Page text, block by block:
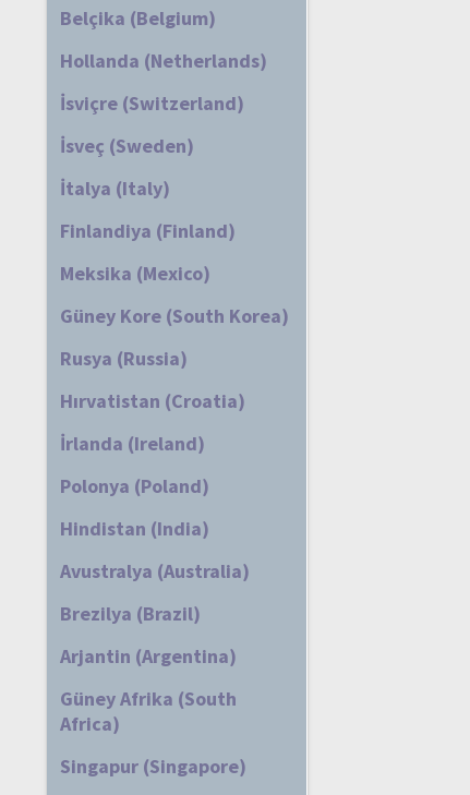
Belçika (Belgium)
Hollanda (Netherlands)
İsviçre (Switzerland)
İsveç (Sweden)
İtalya (Italy)
Finlandiya (Finland)
Meksika (Mexico)
Güney Kore (South Korea)
Rusya (Russia)
Hırvatistan (Croatia)
İrlanda (Ireland)
Polonya (Poland)
Hindistan (India)
Avustralya (Australia)
Brezilya (Brazil)
Arjantin (Argentina)
Güney Afrika (South
Africa)
Singapur (Singapore)